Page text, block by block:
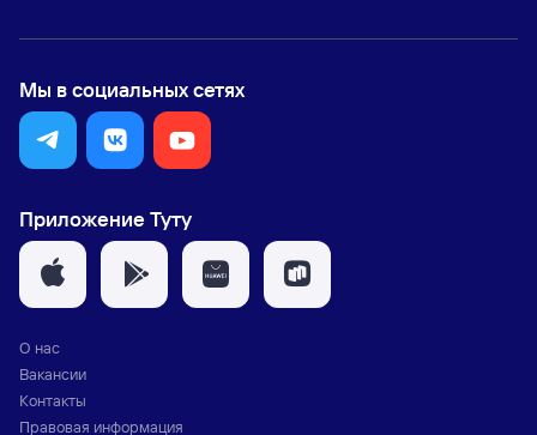
Мы в социальных сетях
Приложение Туту
О нас
Вакансии
Контакты
Правовая информация